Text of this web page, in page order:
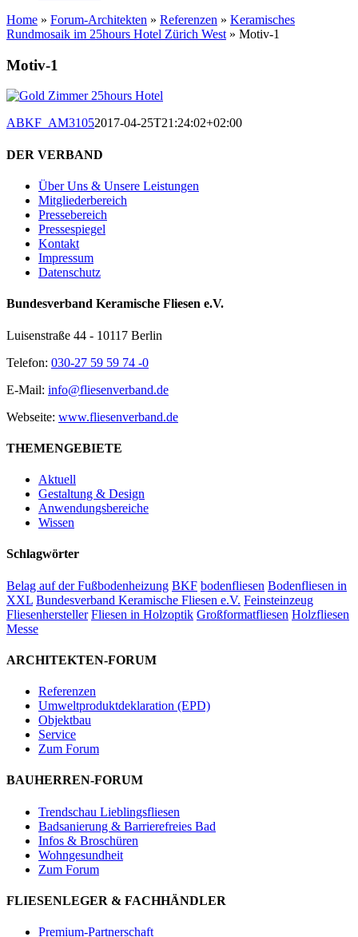
Home » Forum-Architekten » Referenzen » Keramisches
Rundmosaik im 25hours Hotel Zürich West » Motiv-1
Motiv-1
ABKF_AM31052017-04-25T21:24:02+02:00
DER VERBAND
Über Uns & Unsere Leistungen
Mitgliederbereich
Pressebereich
Pressespiegel
Kontakt
Impressum
Datenschutz
Bundesverband Keramische Fliesen e.V.
Luisenstraße 44 - 10117 Berlin
Telefon: 030-27 59 59 74 -0
E-Mail: info@fliesenverband.de
Webseite: www.fliesenverband.de
THEMENGEBIETE
Aktuell
Gestaltung & Design
Anwendungsbereiche
Wissen
Schlagwörter
Belag auf der Fußbodenheizung BKF bodenfliesen Bodenfliesen in
XXL Bundesverband Keramische Fliesen e.V. Feinsteinzeug
Fliesenhersteller Fliesen in Holzoptik Großformatfliesen Holzfliesen
Messe
ARCHITEKTEN-FORUM
Referenzen
Umweltproduktdeklaration (EPD)
Objektbau
Service
Zum Forum
BAUHERREN-FORUM
Trendschau Lieblingsfliesen
Badsanierung & Barrierefreies Bad
Infos & Broschüren
Wohngesundheit
Zum Forum
FLIESENLEGER & FACHHÄNDLER
Premium-Partnerschaft